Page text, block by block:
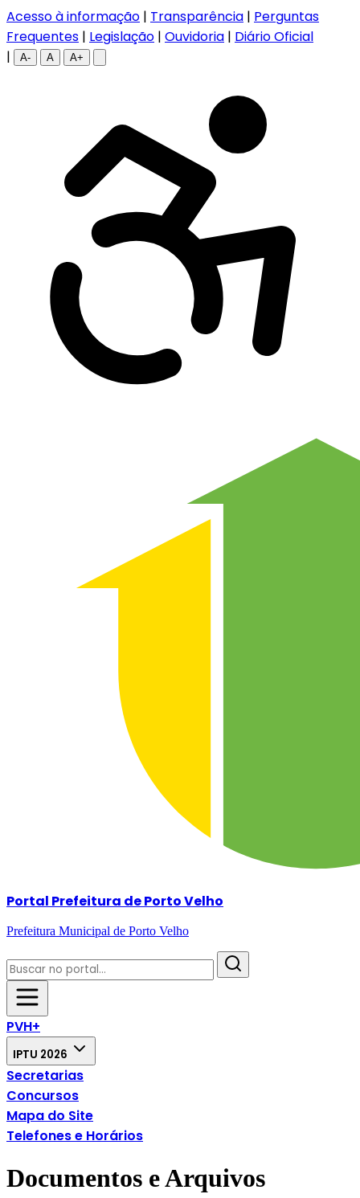
Acesso à informação | Transparência | Perguntas
Frequentes | Legislação | Ouvidoria | Diário Oficial
|
A- A A+
Portal Prefeitura de Porto Velho
Prefeitura Municipal de Porto Velho
PVH+
IPTU 2026
Secretarias
Concursos
Mapa do Site
Telefones e Horários
Documentos e Arquivos